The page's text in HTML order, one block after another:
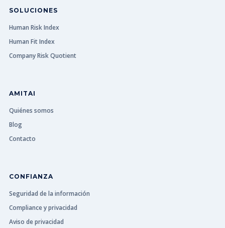
SOLUCIONES
Human Risk Index
Human Fit Index
Company Risk Quotient
AMITAI
Quiénes somos
Blog
Contacto
CONFIANZA
Seguridad de la información
Compliance y privacidad
Aviso de privacidad